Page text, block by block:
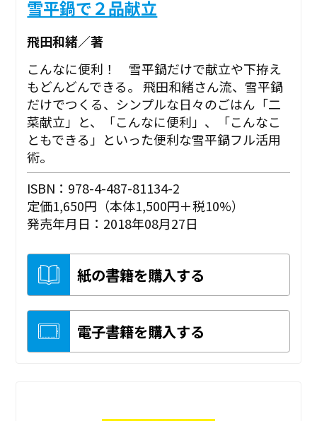
雪平鍋で２品献立
飛田和緒／著
こんなに便利！ 雪平鍋だけで献立や下拵え
もどんどんできる。 飛田和緒さん流、雪平鍋
だけでつくる、シンプルな日々のごはん「二
菜献立」と、「こんなに便利」、「こんなこ
ともできる」といった便利な雪平鍋フル活用
術。
ISBN：978-4-487-81134-2
定価1,650円（本体1,500円＋税10%）
発売年月日：2018年08月27日
紙の書籍を購入する
電子書籍を購入する